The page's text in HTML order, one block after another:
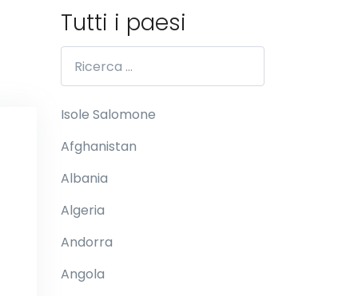
Tutti i paesi
Isole Salomone
Afghanistan
Albania
Algeria
Andorra
Angola